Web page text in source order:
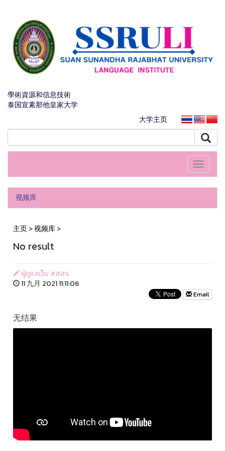
學術資源和信息技術
泰国宣素那他皇家大学
大学主页
Toggle
视频库
主页>视频库>
No result
ผู้ดูแลเว็บ สสสร
11 九月 2021 11:11:06
Email
无结果